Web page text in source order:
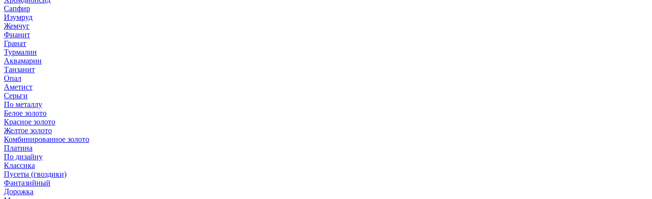
Сапфир
Изумруд
Жемчуг
Фианит
Гранат
Турмалин
Аквамарин
Танзанит
Опал
Аметист
Серьги
По металлу
Белое золото
Красное золото
Желтое золото
Комбинированное золото
Платина
По дизайну
Классика
Пусеты (гвоздики)
Фантазийный
Дорожка